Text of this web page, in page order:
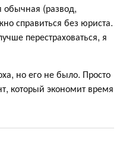
(развод,
справиться без юриста.
перестраховаться, я
но его не было. Просто
который экономит время